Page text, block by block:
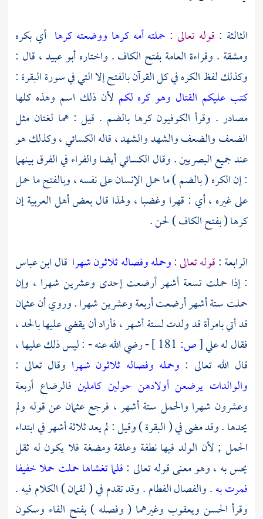
الثالثة : قوله تعالى : حملته أمه كرها ووضعته كرها أي بكره
ومشقة . وقراءة العامة بفتح الكاف . واختارهأبو عبيد، قال :
وكذلك لفظ الكره في كل القرآن بالفتح إلا التي في سورة البقرة :
كتب عليكم القتال وهو كره لكم لأن ذلك اسم وهذه كلها
مصادر . وقرأ الكوفيونكرها بالضم . قيل : هما لغتان مثل
الضعف والضعف والشهد والشهد ، قالهالكسائي، وكذلك هو
عند جميع البصريين . وقالالكسائيأيضاوالفراءفي الفرق بينهما
: إن الكره ( بالضم ) ما حمل الإنسان على نفسه ، وبالفتح ما حمل
على غيره ، أي : قهرا وغضبا ، ولهذا قال بعض أهل العربية إن
كرها ( بفتح الكاف ) لحن .
الرابعة :قوله تعالى :وحمله وفصاله ثلاثون شهرا قالابن عباس
: إذا حملت تسعة أشهر أرضعت إحدى وعشرين شهرا ، وإن
حملت ستة أشهر أرضعت أربعة وعشرين شهرا . وروي أنعثمان
قد أتي بامرأة قد ولدت لستة أشهر ، فأراد أن يقضي عليها بالحد ،
فقال لهعلي[ص:
- رضي الله عنه - : ليس ذلك عليها ،
قال الله تعالى : وحمله وفصاله ثلاثون شهرا وقال تعالى :
والوالدات يرضعن أولادهن حولين كاملين فالرضاع أربعة
وعشرون شهرا والحمل ستة أشهر ، فرجععثمان عن قوله ولم
يحدها . وقد مضى في ( البقرة ) وقيل : لم يعد ثلاثة أشهر في ابتداء
الحمل ; لأن الولد فيها نطفة وعلقة ومضغة فلا يكون له ثقل
يحس به ، وهو معنى قوله تعالى :فلما تغشاها حملت حملا خفيفا
فمرت به. والفصال الفطام . وقد تقدم في ( لقمان ) الكلام فيه .
وقرأ الحسن ويعقوب وغيرهما ( وفصله ) بفتح الفاء وسكون